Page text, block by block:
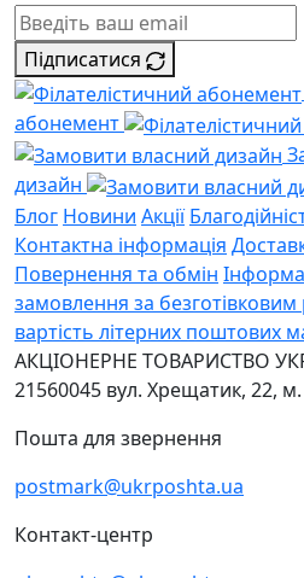
Підписатися
абонемент
дизайн
Блог Новини Акції
Контактна інформація
Повернення та обмін
замовлення за
вартість літерних поштових
АКЦІОНЕРНЕ ТОВАРИСТВО
21560045 вул. Хрещатик, 22, м.
Пошта для звернення
postmark@ukrposhta.ua
Контакт-центр